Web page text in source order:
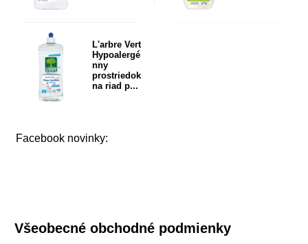
L'arbre Vert
Hypoalergé
nny
prostriedok
na riad p...
Facebook novinky:
Všeobecné obchodné podmienky